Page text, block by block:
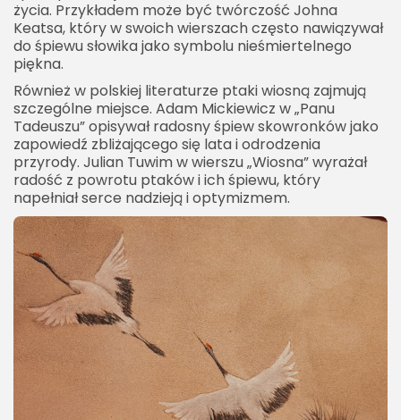
życia. Przykładem może być twórczość Johna
Keatsa, który w swoich wierszach często nawiązywał
do śpiewu słowika jako symbolu nieśmiertelnego
piękna.
Również w polskiej literaturze ptaki wiosną zajmują
szczególne miejsce. Adam Mickiewicz w „Panu
Tadeuszu” opisywał radosny śpiew skowronków jako
zapowiedź zbliżającego się lata i odrodzenia
przyrody. Julian Tuwim w wierszu „Wiosna” wyrażał
radość z powrotu ptaków i ich śpiewu, który
napełniał serce nadzieją i optymizmem.